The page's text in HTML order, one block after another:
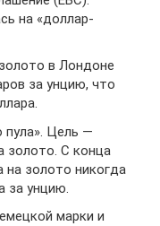
на «доллар-
в Лондоне
за унцию, что
пула». Цель —
золото. С конца
на золото никогда
за унцию.
марки и